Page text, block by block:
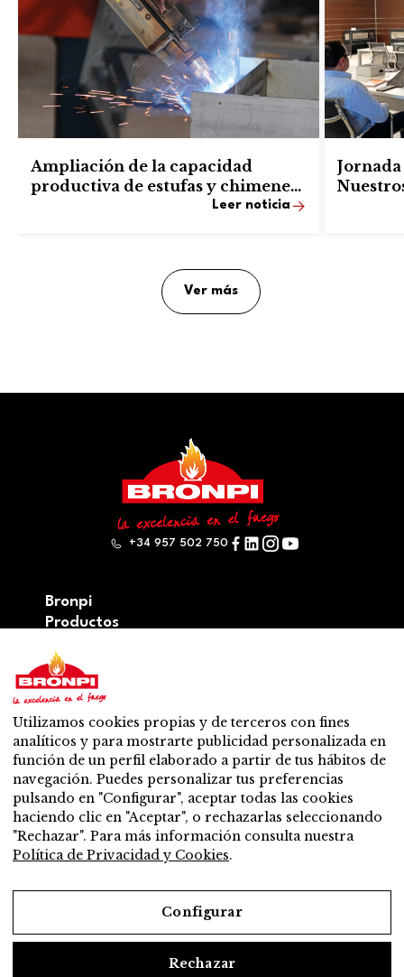
Ampliación de la capacidad
productiva de estufas y chimeneas
en secciones de corte, soldadura y
Leer noticia
Ver más
+34 957 502 750
Bronpi
Productos
Serie leña
Serie pellets
Serie Mixta: leña y pellet
Accesorios
Ventilación
Novedades
Contacto
Venta y soporte
Distribuidor más cercano
Servicio Post – venta
¿Quiéres ser distribuidor?
Trabaja con nosotros
Utilizamos cookies propias y de terceros con fines
analíticos y para mostrarte publicidad personalizada en
función de un perfil elaborado a partir de tus hábitos de
navegación. Puedes personalizar tus preferencias
pulsando en "Configurar", aceptar todas las cookies
haciendo clic en "Aceptar", o rechazarlas seleccionando
"Rechazar". Para más información consulta nuestra
Política de Privacidad y Cookies.
Configurar
Rechazar
Aviso Legal